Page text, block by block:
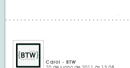
Carol - BTW